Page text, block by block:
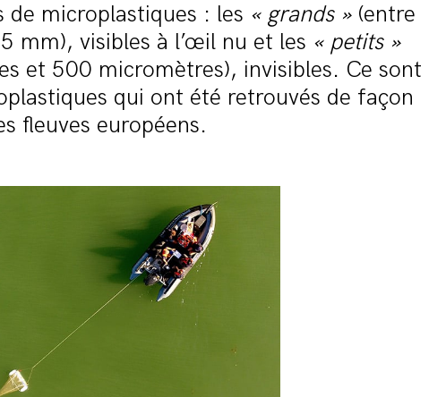
de microplastiques : les « grands »(entre
mm), visibles à l’œil nu et les « petits »
et 500 micromètres), invisibles. Ce sont
qui ont été retrouvés de façon
fleuves européens.